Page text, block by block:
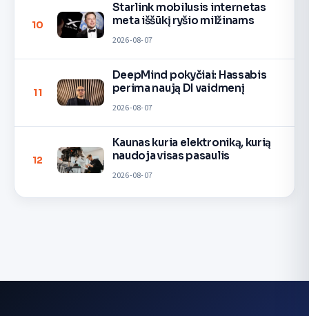
10
Starlink mobilusis internetas
meta iššūkį ryšio milžinams
2026-08-07
11
DeepMind pokyčiai: Hassabis
perima naują DI vaidmenį
2026-08-07
12
Kaunas kuria elektroniką, kurią
naudoja visas pasaulis
2026-08-07